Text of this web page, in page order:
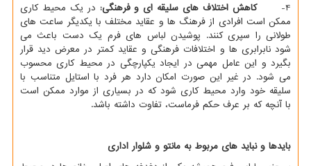
4-
کاهش اختلاف های سلیقه ای و فرهنگی: در یک محیط کاری
ممکن است افرادی از فرهنگ ها و عقاید مختلف با یکدیگر ساعت های
طولانی را سپری کنند. پوشیدن لباس های فرم یک دست باعث می
شود نابرابری ها و اختلافات فرهنگی و عقاید کمتر در معرض دید قرار
بگیرد و این عامل مهمی در ایجاد یکپارچگی در محیط کاری محسوب
می شود. در غیر این صورت امکان دارد هر فرد با استایل متناسب با
سلیقه خود وارد محیط کاری شود که در بسیاری از موارد ممکن است
با آنچه که بر عرف حکم فرماست، تفاوت داشته باشد.
بایدها و نباید های مربوط به مانتو و شلوار اداری